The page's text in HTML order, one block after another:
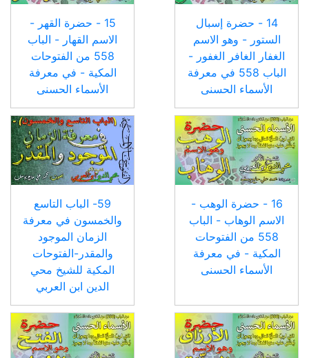
14 - حضرة إسبال
الستور - وهو الاسم
الغفار الغافر الغفور -
الباب 558 في معرفة
الأسماء الحسنى
15 - حضرة القهر -
الاسم القهار - الباب
558 من الفتوحات
المكية - في معرفة
الأسماء الحسنى
16 - حضرة الوهب -
الاسم الوهاب - الباب
558 من الفتوحات
المكية - في معرفة
الأسماء الحسنى
59- الباب التاسع
والخمسون في معرفة
الزمان الموجود
والمقدر-الفتوحات
المكية للشيخ محي
الدين ابن العربي